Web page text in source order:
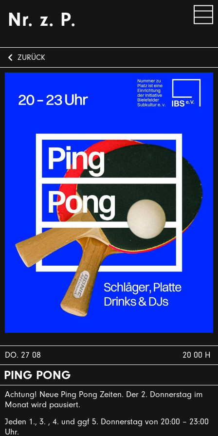
Nr. z. P.
ZURÜCK
DO. 27 08 20 00 H
PING PONG
Achtung! Neue Ping Pong Zeiten. Der 2. Donnerstag im
Monat wird pausiert.
Jeden 1., 3. , 4. und ggf 5. Donnerstag von 20:00 – 23:00
Uhr.